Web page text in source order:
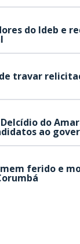
do Ideb e
travar
do
ao
ferido e